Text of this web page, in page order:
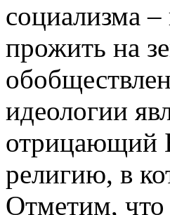
социализма
прожить на
идеологии
отрицающий
религию, в
Отметим, что